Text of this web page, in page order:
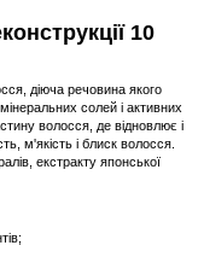
10
діюча речовина якого
солей і активних
волосся, де відновлює і
м'якість і блиск волосся.
екстракту японської